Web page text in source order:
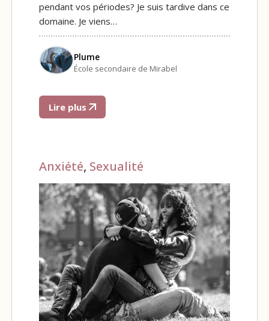
pendant vos périodes? Je suis tardive dans ce
domaine. Je viens…
Plume
École secondaire de Mirabel
Lire plus
Anxiété, Sexualité